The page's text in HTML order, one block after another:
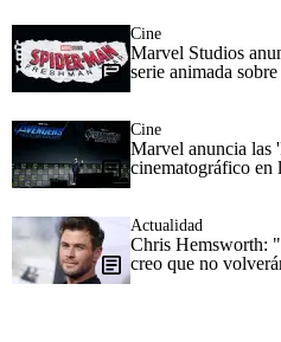
Cine
Marvel Studios
serie animada
Cine
Marvel anuncia las
cinematográfico en
Actualidad
Chris Hemsworth:
creo que no